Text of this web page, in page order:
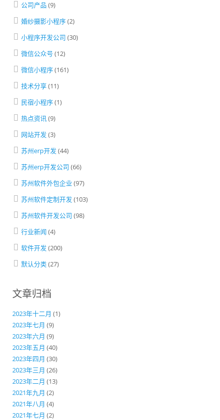
公司产品 (9)
婚纱摄影小程序(2)
小程序开发公司 (30)
微信公众号(12)
微信小程序(161)
技术分享(11)
民宿小程序(1)
热点资讯(9)
网站开发 (3)
苏州erp开发 (44)
苏州erp开发公司 (66)
苏州软件外包企业 (97)
苏州软件定制开发 (103)
苏州软件开发公司 (98)
行业新闻 (4)
软件开发 (200)
默认分类(27)
文章归档
2023年十二月 (1)
2023年七月 (9)
2023年六月 (9)
2023年五月 (40)
2023年四月 (30)
2023年三月 (26)
2023年二月 (13)
2021年九月 (2)
2021年八月 (4)
2021年七月 (2)